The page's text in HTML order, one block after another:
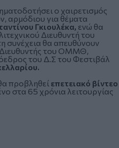
ο χαιρετισμός
αρμόδιου για θέματα
Γκιουλέκα, ενώ θα
Διευθυντή του
συνέχεια θα απευθύνουν
Διευθυντής του ΟΜΜΘ,
του Δ.Σ του Φεστιβάλ
προβληθεί επετειακό βίντεο
στα 65 χρόνια λειτουργίας